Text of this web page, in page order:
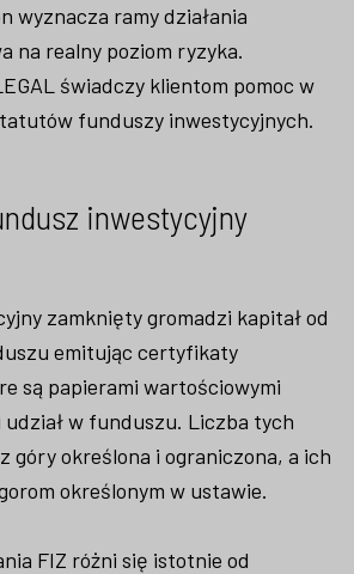
wyznacza ramy działania
na realny poziom ryzyka.
świadczy klientom pomoc w
funduszy inwestycyjnych.
inwestycyjny
zamknięty gromadzi kapitał od
emitując certyfikaty
są papierami wartościowymi
w funduszu. Liczba tych
góry określona i ograniczona, a ich
określonym w ustawie.
FIZ różni się istotnie od